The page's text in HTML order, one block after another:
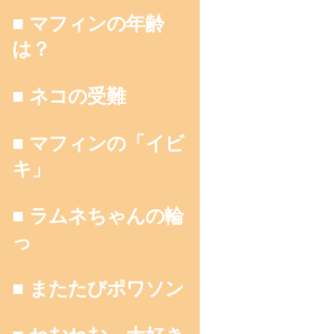
■ マフィンの年齢
は？
■ ネコの受難
■ マフィンの「イビ
キ」
■ ラムネちゃんの輪
っ
■ またたびポワソン